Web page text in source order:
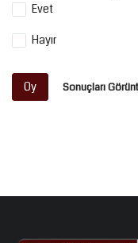
Evet
Hayır
Oy Sonuçları